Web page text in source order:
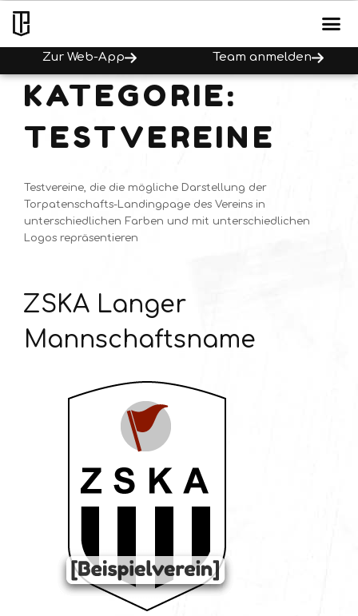
Zur Web-App Team anmelden
KATEGORIE:
TESTVEREINE
Testvereine, die die mögliche Darstellung der
Torpatenschafts-Landingpage des Vereins in
unterschiedlichen Farben und mit unterschiedlichen
Logos repräsentieren
ZSKA Langer
Mannschaftsname